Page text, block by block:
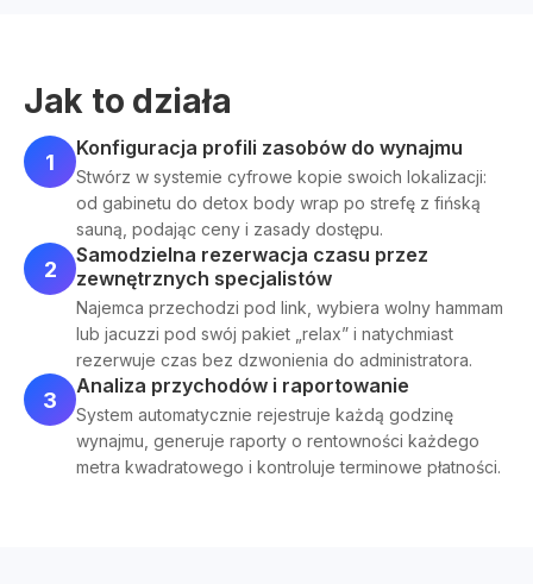
Jak to działa
1
Konfiguracja profili zasobów do wynajmu
Stwórz w systemie cyfrowe kopie swoich lokalizacji:
od gabinetu do detox body wrap po strefę z fińską
sauną, podając ceny i zasady dostępu.
2
Samodzielna rezerwacja czasu przez
zewnętrznych specjalistów
Najemca przechodzi pod link, wybiera wolny hammam
lub jacuzzi pod swój pakiet „relax” i natychmiast
rezerwuje czas bez dzwonienia do administratora.
3
Analiza przychodów i raportowanie
System automatycznie rejestruje każdą godzinę
wynajmu, generuje raporty o rentowności każdego
metra kwadratowego i kontroluje terminowe płatności.